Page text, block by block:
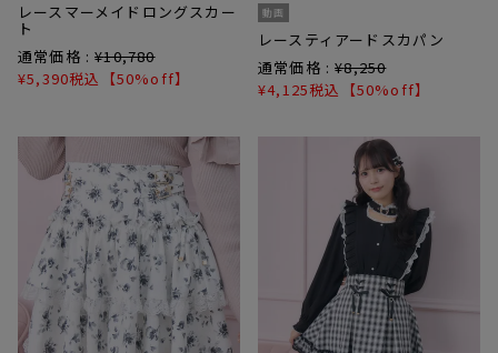
レースマーメイドロングスカー
ト
通常価格 : ¥10,780
¥5,390税込 【50%off】
動画
レースティアードスカパン
通常価格 : ¥8,250
¥4,125税込 【50%off】